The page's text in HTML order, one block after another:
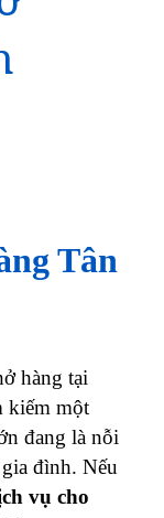
Tân
hàng tại
kiếm một
đang là nỗi
đình. Nếu
vụ cho